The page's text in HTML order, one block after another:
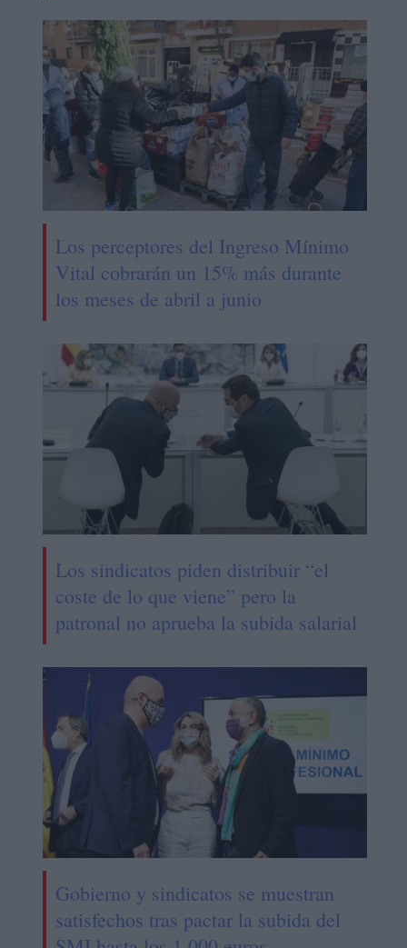
Los perceptores del Ingreso Mínimo
Vital cobrarán un 15% más durante
los meses de abril a junio
Los sindicatos piden distribuir “el
coste de lo que viene” pero la
patronal no aprueba la subida salarial
Gobierno y sindicatos se muestran
satisfechos tras pactar la subida del